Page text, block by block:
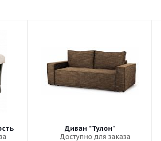
Диван "Тулон"
Доступно для заказа